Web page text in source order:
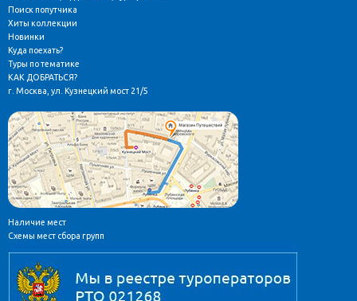
Поиск попутчика
Хиты коллекции
Новинки
Куда поехать?
Туры по тематике
КАК ДОБРАТЬСЯ?
г. Москва, ул. Кузнецкий мост 21/5
Наличие мест
Схемы мест сбора групп